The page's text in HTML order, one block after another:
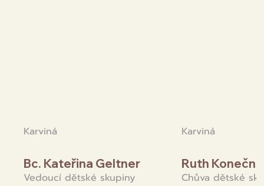
Bc. Kateřina Geltner
Vedoucí dětské skupiny
Karviná
Ruth Konečná
Chůva dětské
Karviná